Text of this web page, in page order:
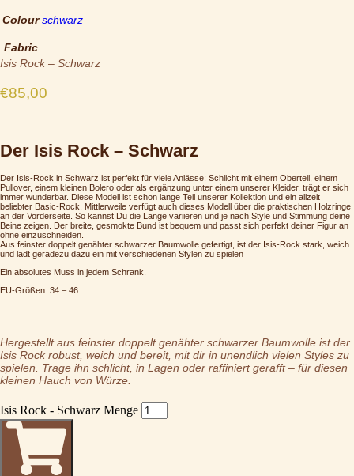
Colour schwarz
Fabric
Isis Rock – Schwarz
€85,00
Der Isis Rock – Schwarz
Der Isis-Rock in Schwarz ist perfekt für viele Anlässe: Schlicht mit einem Oberteil, einem
Pullover, einem kleinen Bolero oder als ergänzung unter einem unserer Kleider, trägt er sich
immer wunderbar. Diese Modell ist schon lange Teil unserer Kollektion und ein allzeit
beliebter Basic-Rock. Mittlerweile verfügt auch dieses Modell über die praktischen Holzringe
an der Vorderseite. So kannst Du die Länge variieren und je nach Style und Stimmung deine
Beine zeigen. Der breite, gesmokte Bund ist bequem und passt sich perfekt deiner Figur an
ohne einzuschneiden.
Aus feinster doppelt genähter schwarzer Baumwolle gefertigt, ist der Isis-Rock stark, weich
und lädt geradezu dazu ein mit verschiedenen Stylen zu spielen
Ein absolutes Muss in jedem Schrank.
EU-Größen: 34 – 46
Hergestellt aus feinster doppelt genähter schwarzer Baumwolle ist der
Isis Rock robust, weich und bereit, mit dir in unendlich vielen Styles zu
spielen. Trage ihn schlicht, in Lagen oder raffiniert gerafft – für diesen
kleinen Hauch von Würze.
Isis Rock - Schwarz Menge